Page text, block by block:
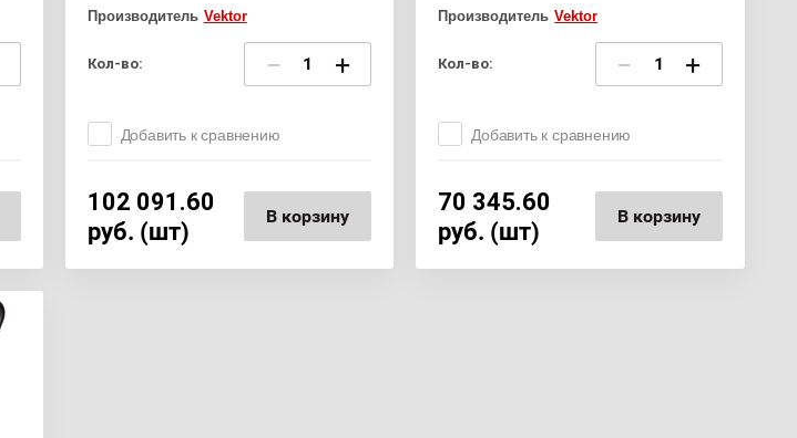
Производитель Vektor
Кол-во: − +
Добавить к сравнению
102 091.60
руб. (шт)
В корзину
Производитель Vektor
Кол-во: − +
Добавить к сравнению
70 345.60
руб. (шт)
В корзину